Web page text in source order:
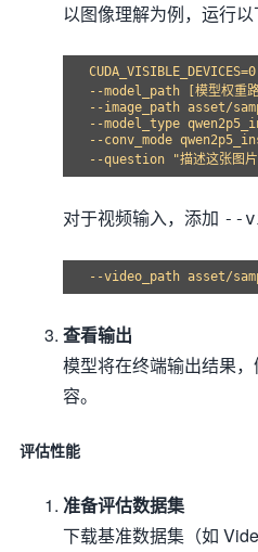
以图像理解为例，运行以
--model_path [模型权重
--image_path asset/
--model_type
--conv_mode
对于视频输入，添加 --
查看输出
模型将在终端输出结果
容。
评估性能
准备评估数据集
下载基准数据集（如